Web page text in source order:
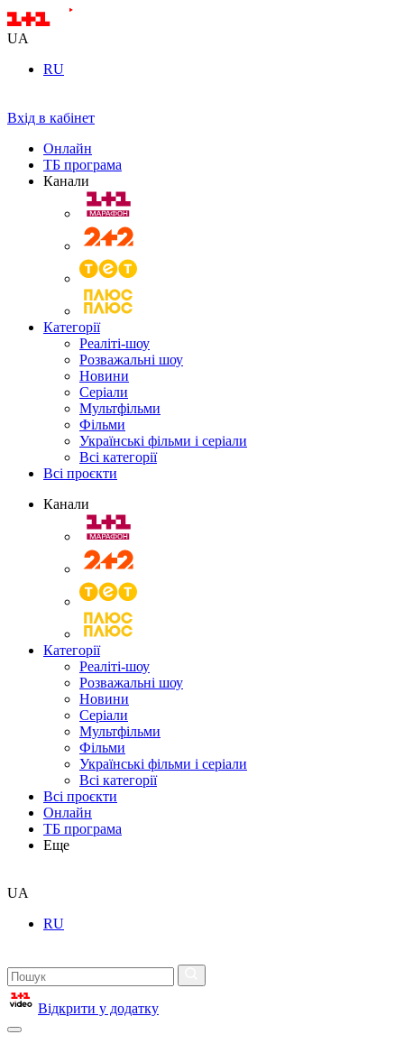
UA
RU
Вхід в кабінет
Онлайн
ТБ програма
Канали
Категорії
Реаліті-шоу
Розважальні шоу
Новини
Серіали
Мультфільми
Фільми
Українські фільми і серіали
Всі категорії
Всі проєкти
Канали
Категорії
Реаліті-шоу
Розважальні шоу
Новини
Серіали
Мультфільми
Фільми
Українські фільми і серіали
Всі категорії
Всі проєкти
Онлайн
ТБ програма
Еще
UA
RU
Відкрити у додатку